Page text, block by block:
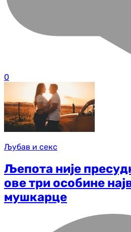
0
Љубав и секс
Љепота није
ове три особине
мушкарце